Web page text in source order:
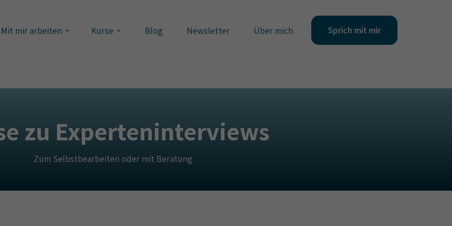
Mit mir arbeiten Kurse Blog Newsletter Über mich Sprich mit mir
zu Experteninterviews
Zum Selbstbearbeiten oder mit Beratung